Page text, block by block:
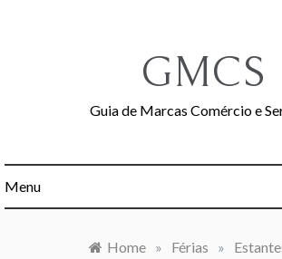
GMCS
Guia de Marcas Comércio e
Menu
Home » Férias »